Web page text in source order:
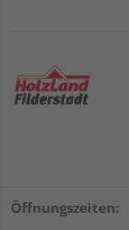
Öffnungszeiten: